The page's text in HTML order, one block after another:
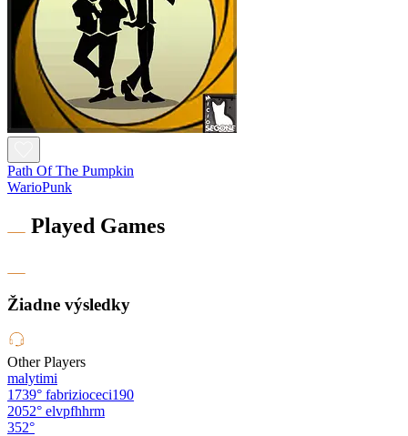
Path Of The Pumpkin
WarioPunk
Played Games
Žiadne výsledky
Other Players
malytimi
1739° fabrizioceci190
2052° elvpfhhrm
352°